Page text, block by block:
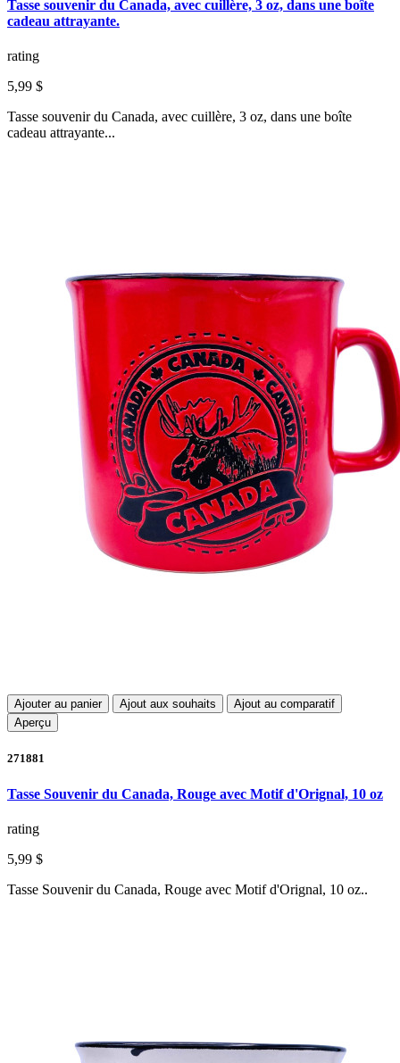
Tasse souvenir du Canada, avec cuillère, 3 oz, dans une boîte
cadeau attrayante.
rating
5,99 $
Tasse souvenir du Canada, avec cuillère, 3 oz, dans une boîte
cadeau attrayante...
Ajouter au panier Ajout aux souhaits
Ajout au comparatif
Aperçu
271881
Tasse Souvenir du Canada, Rouge avec Motif d'Orignal, 10 oz
rating
5,99 $
Tasse Souvenir du Canada, Rouge avec Motif d'Orignal, 10 oz..